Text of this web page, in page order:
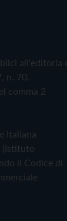
all'editoria
n. 70.
comma 2
Italiana
(Istituto
il Codice di